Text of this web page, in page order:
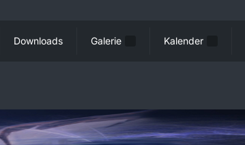
Downloads Galerie Kalender